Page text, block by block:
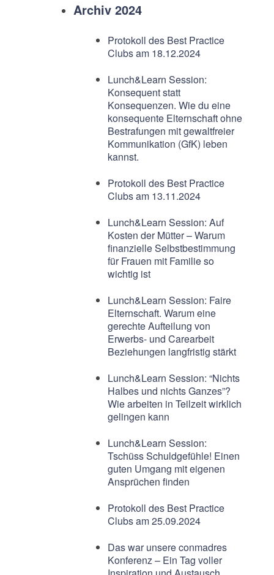
Archiv 2024
Protokoll des Best Practice
Clubs am 18.12.2024
Lunch&Learn Session:
Konsequent statt
Konsequenzen. Wie du eine
konsequente Elternschaft ohne
Bestrafungen mit gewaltfreier
Kommunikation (GfK) leben
kannst.
Protokoll des Best Practice
Clubs am 13.11.2024
Lunch&Learn Session: Auf
Kosten der Mütter – Warum
finanzielle Selbstbestimmung
für Frauen mit Familie so
wichtig ist
Lunch&Learn Session: Faire
Elternschaft. Warum eine
gerechte Aufteilung von
Erwerbs- und Carearbeit
Beziehungen langfristig stärkt
Lunch&Learn Session: “Nichts
Halbes und nichts Ganzes”?
Wie arbeiten in Teilzeit wirklich
gelingen kann
Lunch&Learn Session:
Tschüss Schuldgefühle! Einen
guten Umgang mit eigenen
Ansprüchen finden
Protokoll des Best Practice
Clubs am 25.09.2024
Das war unsere conmadres
Konferenz – Ein Tag voller